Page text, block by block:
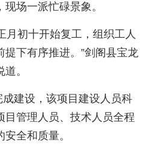
场一派忙碌景象。
月初十开始复工，组织工人
下有序推进。”剑阁县宝龙
。
建设，该项目建设人员科
目管理人员、技术人员全程
全和质量。